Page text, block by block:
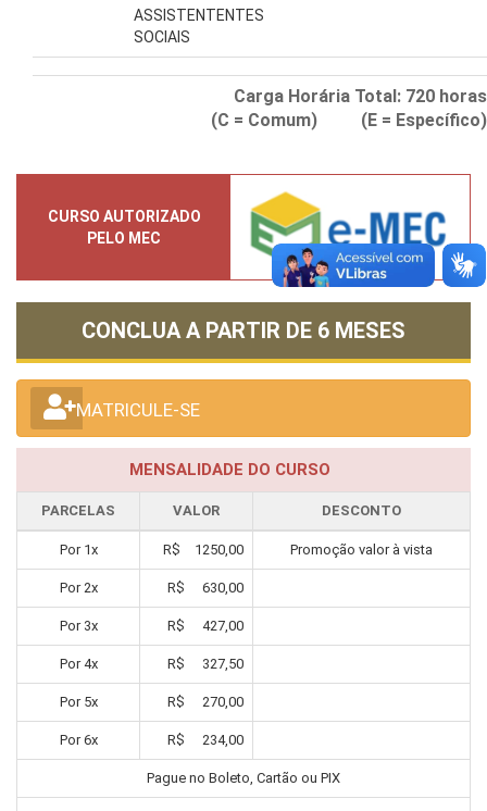
ASSISTENTENTES
SOCIAIS
Carga Horária Total: 720 horas
(C = Comum) (E = Específico)
CURSO AUTORIZADO
PELO MEC
CONCLUA A PARTIR DE 6 MESES
MATRICULE-SE
MENSALIDADE DO CURSO
PARCELAS VALOR DESCONTO
Por 1x R$ 1250,00 Promoção valor à vista
Por 2x R$ 630,00
Por 3x R$ 427,00
Por4x R$ 327,50
Por 5x R$ 270,00
Por6x R$ 234,00
Pague no Boleto, Cartão ou PIX